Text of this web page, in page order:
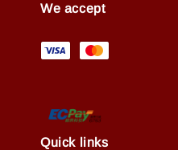
We accept
Quick links